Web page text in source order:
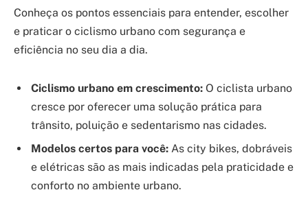
Conheça os pontos essenciais para entender, escolher
e praticar o ciclismo urbano com segurança e
eficiência no seu dia a dia.
Ciclismo urbano em crescimento: O ciclista urbano
cresce por oferecer uma solução prática para
trânsito, poluição e sedentarismo nas cidades.
Modelos certos para você: As city bikes, dobráveis
e elétricas são as mais indicadas pela praticidade e
conforto no ambiente urbano.